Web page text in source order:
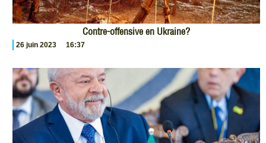
Contre-offensive en Ukraine?
26 juin 2023 16:37